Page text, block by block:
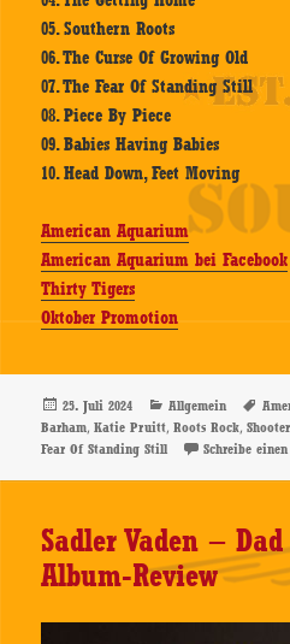
05. Southern Roots
06. The Curse Of Growing Old
07. The Fear Of Standing Still
08. Piece By Piece
09. Babies Having Babies
10. Head Down, Feet Moving
American Aquarium
American Aquarium bei Facebook
Thirty Tigers
Oktober Promotion
Veröffentlicht
am
25. Juli 2024 Kategorien
Allgemein
Barham,Katie Pruitt,Roots Rock,
Fear Of Standing Still
Schreibe
Sadler Vaden –
Album-Review